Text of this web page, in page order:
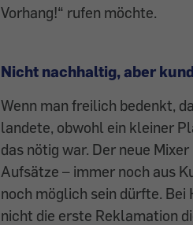
Vorhang!“ rufen möchte.
Nicht nachhaltig, aber
Wenn man freilich bedenkt,
landete, obwohl ein kleiner
das nötig war. Der neue
Aufsätze – immer noch aus
noch möglich sein dürfte. Bei
nicht die erste Reklamation